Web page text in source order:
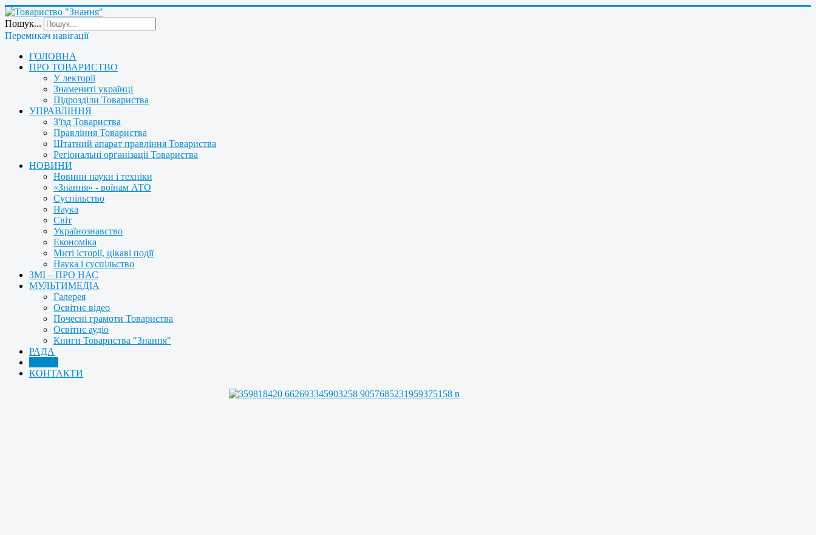
Пошук...
Перемикач навігації
ГОЛОВНА
ПРО ТОВАРИСТВО
У лекторії
Знамениті українці
Підрозділи Товариства
УПРАВЛІННЯ
З'їзд Товариства
Правління Товариства
Штатний апарат правління Товариства
Регіональні організації Товариства
НОВИНИ
Новини науки і техніки
«Знання» - воїнам АТО
Суспільство
Наука
Світ
Українознавство
Економіка
Миті історії, цікаві події
Наука і суспільство
ЗМІ – ПРО НАС
МУЛЬТИМЕДІА
Галерея
Освітнє відео
Почесні грамоти Товариства
Освітнє аудіо
Книги Товариства "Знання"
РАДА
КОНТАКТИ